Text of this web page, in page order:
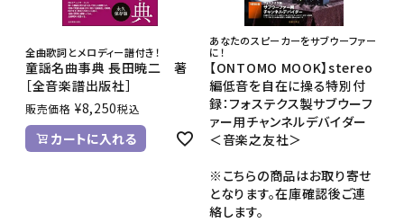
全曲歌詞とメロディー譜付き！
童謡名曲事典 長田暁二 著
［全音楽譜出版社］
販売価格 ¥8,250税込
カートに入れる
あなたのスピーカーをサブウーファー
に！
【ONTOMO MOOK】stereo
編低音を自在に操る特別付
録：フォステクス製サブウーフ
ァー用チャンネルデバイダー
＜音楽之友社＞
※こちらの商品はお取り寄せ
となります。在庫確認後ご連
絡します。